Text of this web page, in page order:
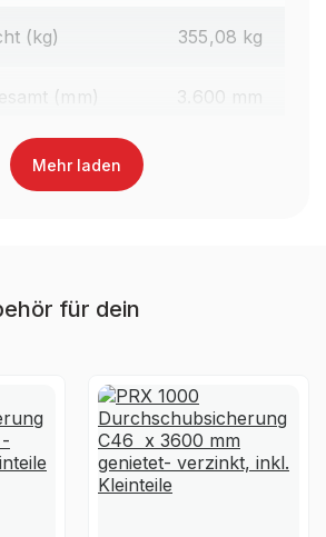
(kg) 355,08 kg
(mm) 3.600 mm
(mm)
Ja, jedoch nicht für die
dauerhafte Verwendung im
Außenbereich geeignet
Mehr laden
für dein